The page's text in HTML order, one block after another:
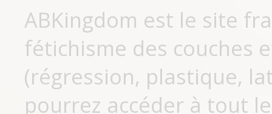
ABKingdom est le site
fétichisme des couches
(régression, plastique,
pourrez accéder à tout